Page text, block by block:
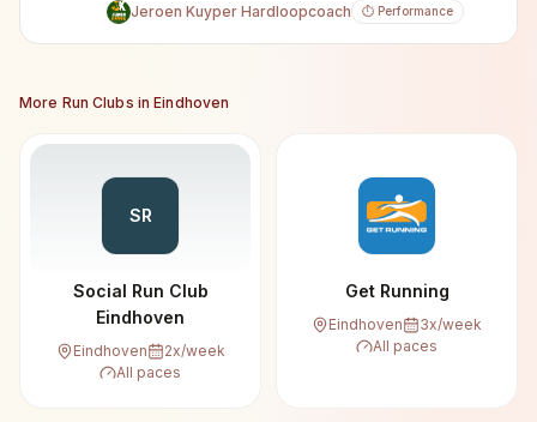
Jeroen Kuyper Hardloopcoach
⏱️ Performance
More Run Clubs inEindhoven
SR
Social Run Club
Eindhoven
Eindhoven 2x/week
All paces
Get Running
Eindhoven 3x/week
All paces